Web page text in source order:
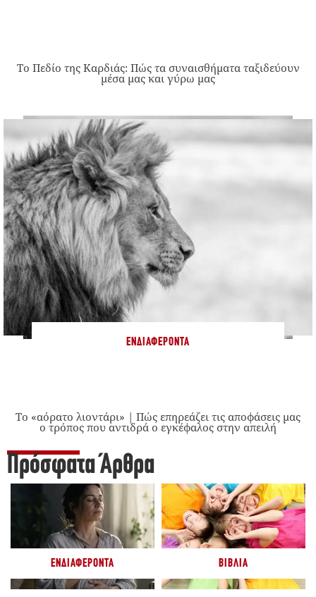
Το Πεδίο της Καρδιάς: Πώς τα συναισθήματα ταξιδεύουν
μέσα μας και γύρω μας
ΕΝΔΙΑΦΈΡΟΝΤΑ
Το «αόρατο λιοντάρι» | Πώς επηρεάζει τις αποφάσεις μας
ο τρόπος που αντιδρά ο εγκέφαλος στην απειλή
Πρόσφατα Άρθρα
ΕΝΔΙΑΦΈΡΟΝΤΑ ΒΙΒΛΊΑ